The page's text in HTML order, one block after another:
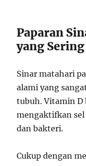
Paparan
yang
Sinar matahari
alami yang
tubuh. Vitamin D
mengaktifkan
dan bakteri.
Cukup dengan